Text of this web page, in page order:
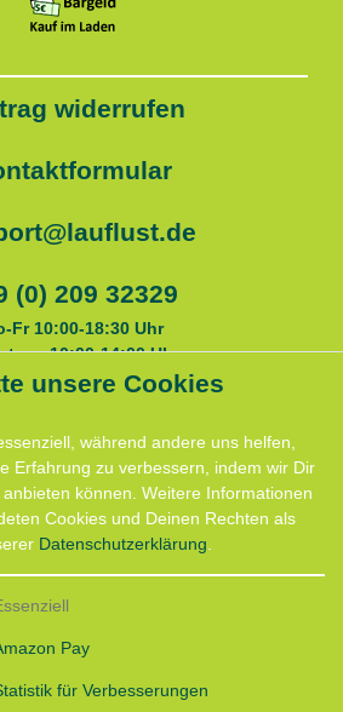
widerrufen
(0) 209 32329
Fr 10:00-18:30 Uhr
10:00-14:00 Uhr
Anfahrt
Kontaktformular
für Hundeberatung
CaniX Seminare
Lauf Seminar
mit Lauflust
unsere Cookies
während andere uns helfen,
Erfahrung zu verbessern, indem wir Dir
können. Weitere Informationen
Cookies und Deinen Rechten als
Daten­schutz­erklärung
Pay
für Verbesserungen